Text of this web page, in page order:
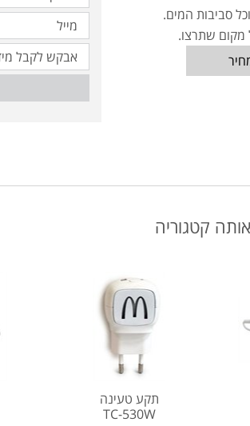
סביבות המים.
מקום שתרצו.
קטגוריה
תקע טעינה
TC-530W